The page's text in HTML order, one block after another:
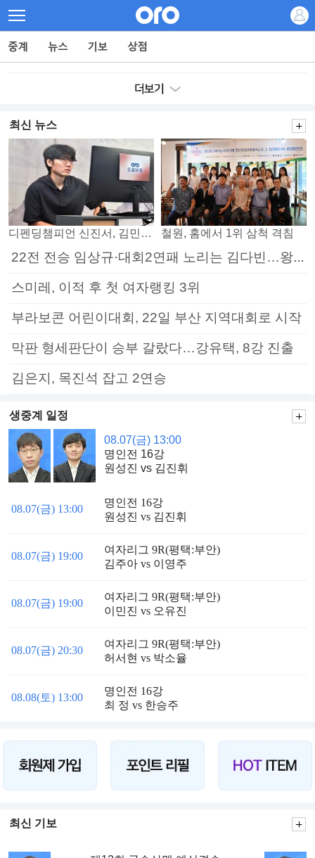
최신 뉴스
디펜딩챔피언 신진서, 김민석 꺾고 8강으로 철원, 홈에서 1위 삼척 격침
22전 전승 임상규·대회2연패 노리는 김다빈…왕중왕전 16강 7일부터
스미레, 이적 후 첫 여자랭킹 3위
부라보콘 어린이대회, 22일 부산 지역대회로 시작
막판 형세판단이 승부 갈랐다…강유택, 8강 진출
김은지, 목진석 잡고 2연승
생중계 일정
08.07(금) 13:00
명인전 16강
원성진 vs 김진휘
08.07(금) 13:00
명인전 16강
원성진 vs 김진휘
08.07(금) 19:00
여자리그 9R(평택:부안)
김주아 vs 이영주
08.07(금) 19:00
여자리그 9R(평택:부안)
이민진 vs 오유진
08.07(금) 20:30
여자리그 9R(평택:부안)
허서현 vs 박소율
08.08(토) 13:00
명인전 16강
최 정 vs 한승주
최신 기보